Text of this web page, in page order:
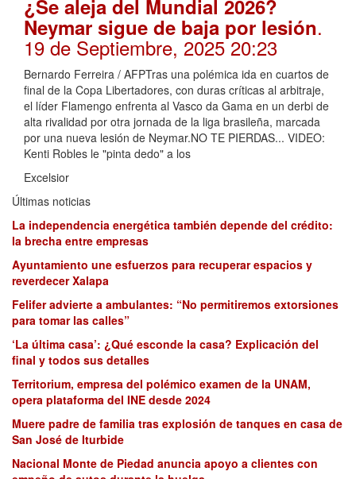
¿Se aleja del Mundial 2026?
Neymar sigue de baja por lesión.
19 de Septiembre, 2025 20:23
Bernardo Ferreira / AFPTras una polémica ida en cuartos de
final de la Copa Libertadores, con duras críticas al arbitraje,
el líder Flamengo enfrenta al Vasco da Gama en un derbi de
alta rivalidad por otra jornada de la liga brasileña, marcada
por una nueva lesión de Neymar.NO TE PIERDAS... VIDEO:
Kenti Robles le "pinta dedo" a los
Excelsior
Últimas noticias
La independencia energética también depende del crédito:
la brecha entre empresas
Ayuntamiento une esfuerzos para recuperar espacios y
reverdecer Xalapa
Felifer advierte a ambulantes: “No permitiremos extorsiones
para tomar las calles”
‘La última casa’: ¿Qué esconde la casa? Explicación del
final y todos sus detalles
Territorium, empresa del polémico examen de la UNAM,
opera plataforma del INE desde 2024
Muere padre de familia tras explosión de tanques en casa de
San José de Iturbide
Nacional Monte de Piedad anuncia apoyo a clientes con